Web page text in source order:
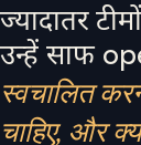
ज्यादातर
उन्हें साफ
स्वचालित
चाहिए, और